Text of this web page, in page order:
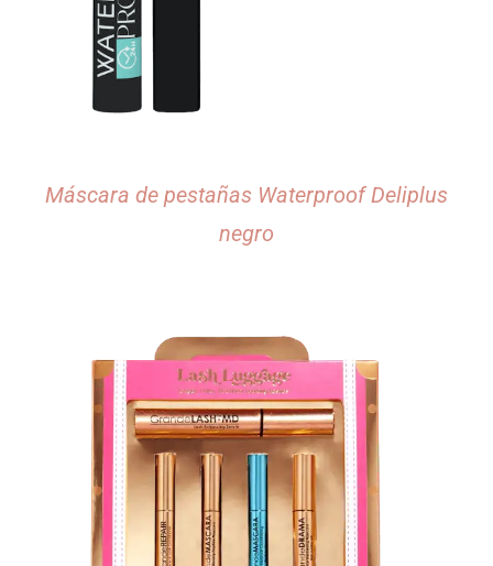
Máscara de pestañas Waterproof Deliplus
negro